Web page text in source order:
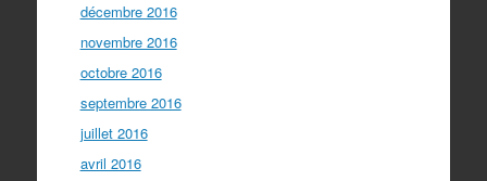
décembre 2016
novembre 2016
octobre 2016
septembre 2016
juillet 2016
avril 2016